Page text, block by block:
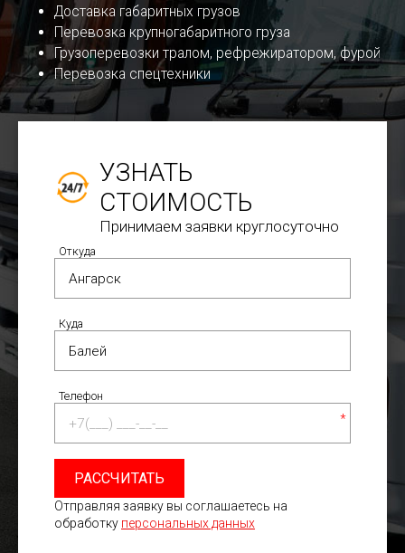
Доставка габаритных грузов
Перевозка крупногабаритного груза
Грузоперевозки тралом, рефрежиратором, фурой
Перевозка спецтехники
УЗНАТЬ
СТОИМОСТЬ
Принимаем заявки круглосуточно
Откуда
Куда
Телефон
*
РАССЧИТАТЬ
Отправляя заявку вы соглашаетесь на
обработку персональных данных